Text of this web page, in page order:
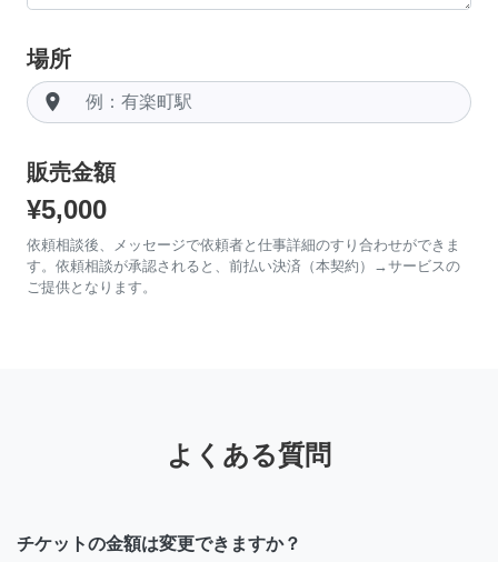
場所
room
販売金額
¥5,000
依頼相談後、メッセージで依頼者と仕事詳細のすり合わせができま
す。依頼相談が承認されると、前払い決済（本契約）→サービスの
ご提供となります。
よくある質問
チケットの金額は変更できますか？